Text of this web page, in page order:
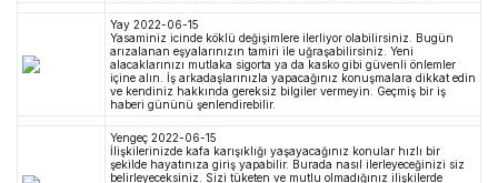
Yay 2022-06-15
Yasaminiz icinde köklü değişimlere ilerliyor olabilirsiniz. Bugün
arızalanan eşyalarınızın tamiri ile uğraşabilirsiniz. Yeni
alacaklarınızı mutlaka sigorta ya da kasko gibi güvenli önlemler
içine alın. İş arkadaşlarınızla yapacağınız konuşmalara dikkat edin
ve kendiniz hakkında gereksiz bilgiler vermeyin. Geçmiş bir iş
haberi gününü şenlendirebilir.
Yengeç 2022-06-15
İlişkilerinizde kafa karışıklığı yaşayacağınız konular hızlı bir
şekilde hayatınıza giriş yapabilir. Burada nasıl ilerleyeceğinizi siz
belirleyeceksiniz. Sizi tüketen ve mutlu olmadığınız ilişkilerde